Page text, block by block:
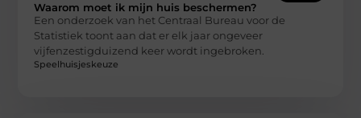
Waarom moet ik mijn huis beschermen?
Een onderzoek van het Centraal Bureau voor de
Statistiek toont aan dat er elk jaar ongeveer
vijfenzestigduizend keer wordt ingebroken.
Speelhuisjeskeuze